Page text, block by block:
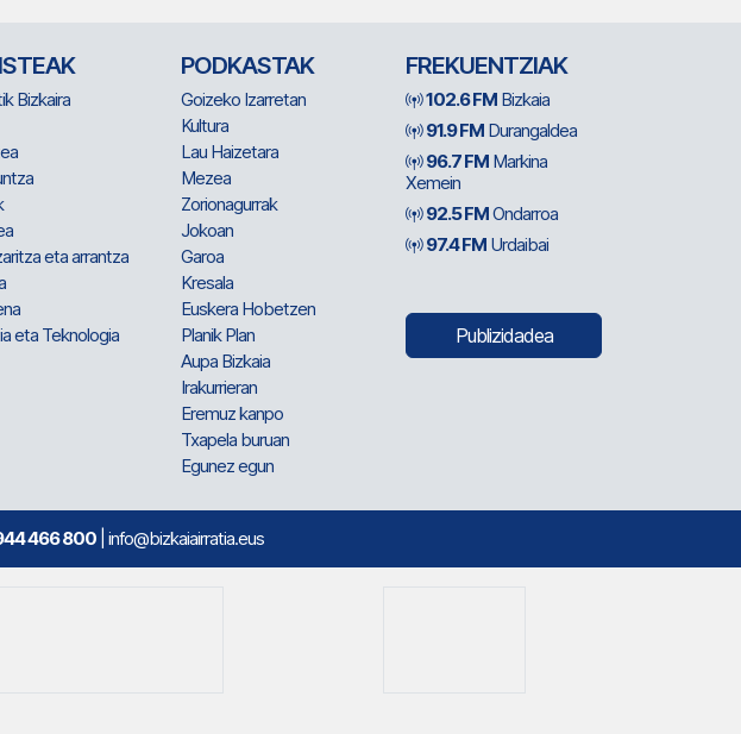
Bizkaira
eta arrantza
eta Teknologia
PODKASTAK
Goizeko Izarretan
Kultura
Lau Haizetara
Mezea
Zorionagurrak
Jokoan
Garoa
Kresala
Euskera Hobetzen
Planik Plan
Aupa Bizkaia
Irakurrieran
Eremuz kanpo
Txapela buruan
Egunez egun
FREKUENTZIAK
102.6 FM Bizkaia
91.9 FM Durangaldea
96.7 FM Markina
Xemein
92.5 FMOndarroa
97.4 FM Urdaibai
Publizidadea
466 800 | info@bizkaiairratia.eus